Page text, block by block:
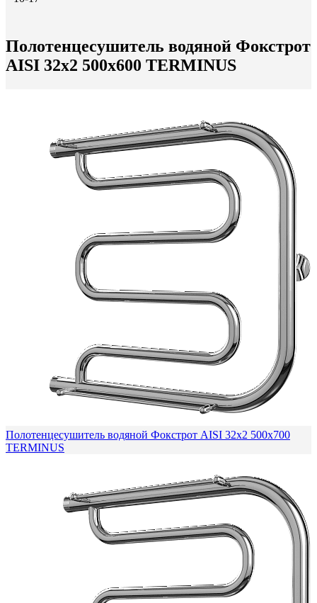
Полотенцесушитель водяной Фокстрот
AISI 32х2 500х600 TERMINUS
Полотенцесушитель водяной Фокстрот AISI 32х2 500х700
TERMINUS